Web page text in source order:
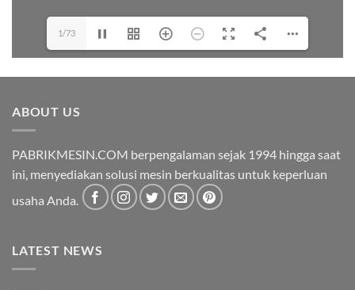
1/73
ABOUT US
PABRIKMESIN.COM berpengalaman sejak 1994 hingga saat
ini, menyediakan solusi mesin berkualitas untuk keperluan
usaha Anda.
LATEST NEWS